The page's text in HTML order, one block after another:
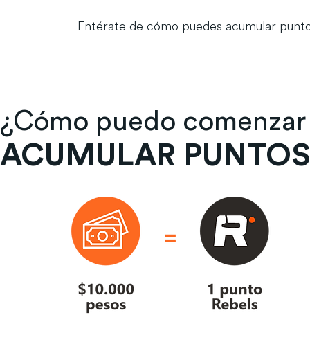
Entérate de cómo puedes acumular
¿Cómo puedo comenzar
ACUMULAR